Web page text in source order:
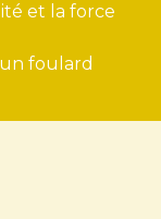
et la force
foulard